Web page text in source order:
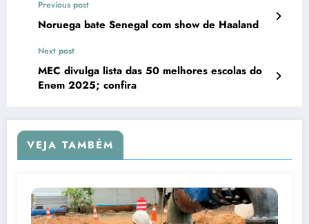
Previous post
Noruega bate Senegal com show de Haaland
Next post
MEC divulga lista das 50 melhores escolas do
Enem 2025; confira
VEJA TAMBÉM